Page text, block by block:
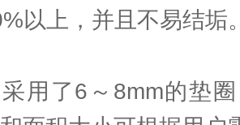
以上，并且不易结垢
了6～8mm的垫圈